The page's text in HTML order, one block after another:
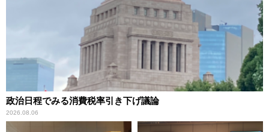
政治日程でみる消費税率引き下げ議論
2026.08.06